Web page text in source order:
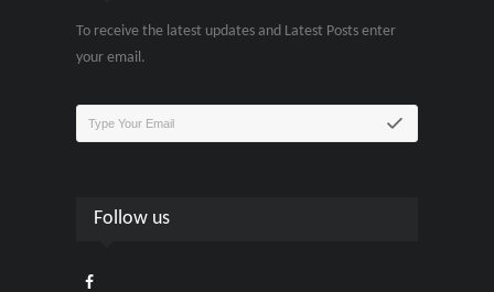
To receive the latest updates and Latest Posts enter
your email.
Follow us